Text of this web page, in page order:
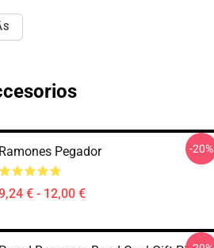
Ramones Pegador
€ - 12,00 €
-20%